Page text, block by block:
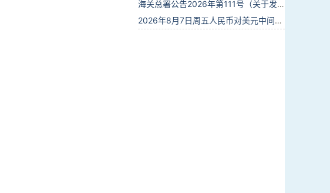
海关总署公告2026年第111号（关于发布《进出境动植物检疫处理监督管理工作规定》《进出境卫生处理监督管理工作规定》的公告）
2026年8月7日周五人民币对美元中间价报6.7904调贬9个基点